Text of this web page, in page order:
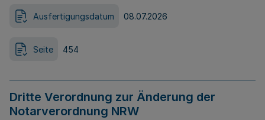
Ausfertigungsdatum 08.07.2026
Seite 454
Dritte Verordnung zur Änderung der
Notarverordnung NRW